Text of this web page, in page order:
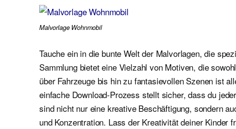
Malvorlage Wohnmobil
Tauche ein in die bunte Welt der Malvorlagen, die
Sammlung bietet eine Vielzahl von Motiven, die
über Fahrzeuge bis hin zu fantasievollen Szenen ist
einfache Download-Prozess stellt sicher, dass du
sind nicht nur eine kreative Beschäftigung, sondern
und Konzentration. Lass der Kreativität deiner Kinder